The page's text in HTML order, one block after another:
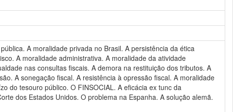
A moralidade privada no Brasil. A persistência da ética
A moralidade administrativa. A moralidade da atividade
nas consultas fiscais. A demora na restituição dos tributos. A
A sonegação fiscal. A resistência à opressão fiscal. A moralidade
do tesouro público. O FINSOCIAL. A eficácia ex tunc da
dos Estados Unidos. O problema na Espanha. A solução alemã.